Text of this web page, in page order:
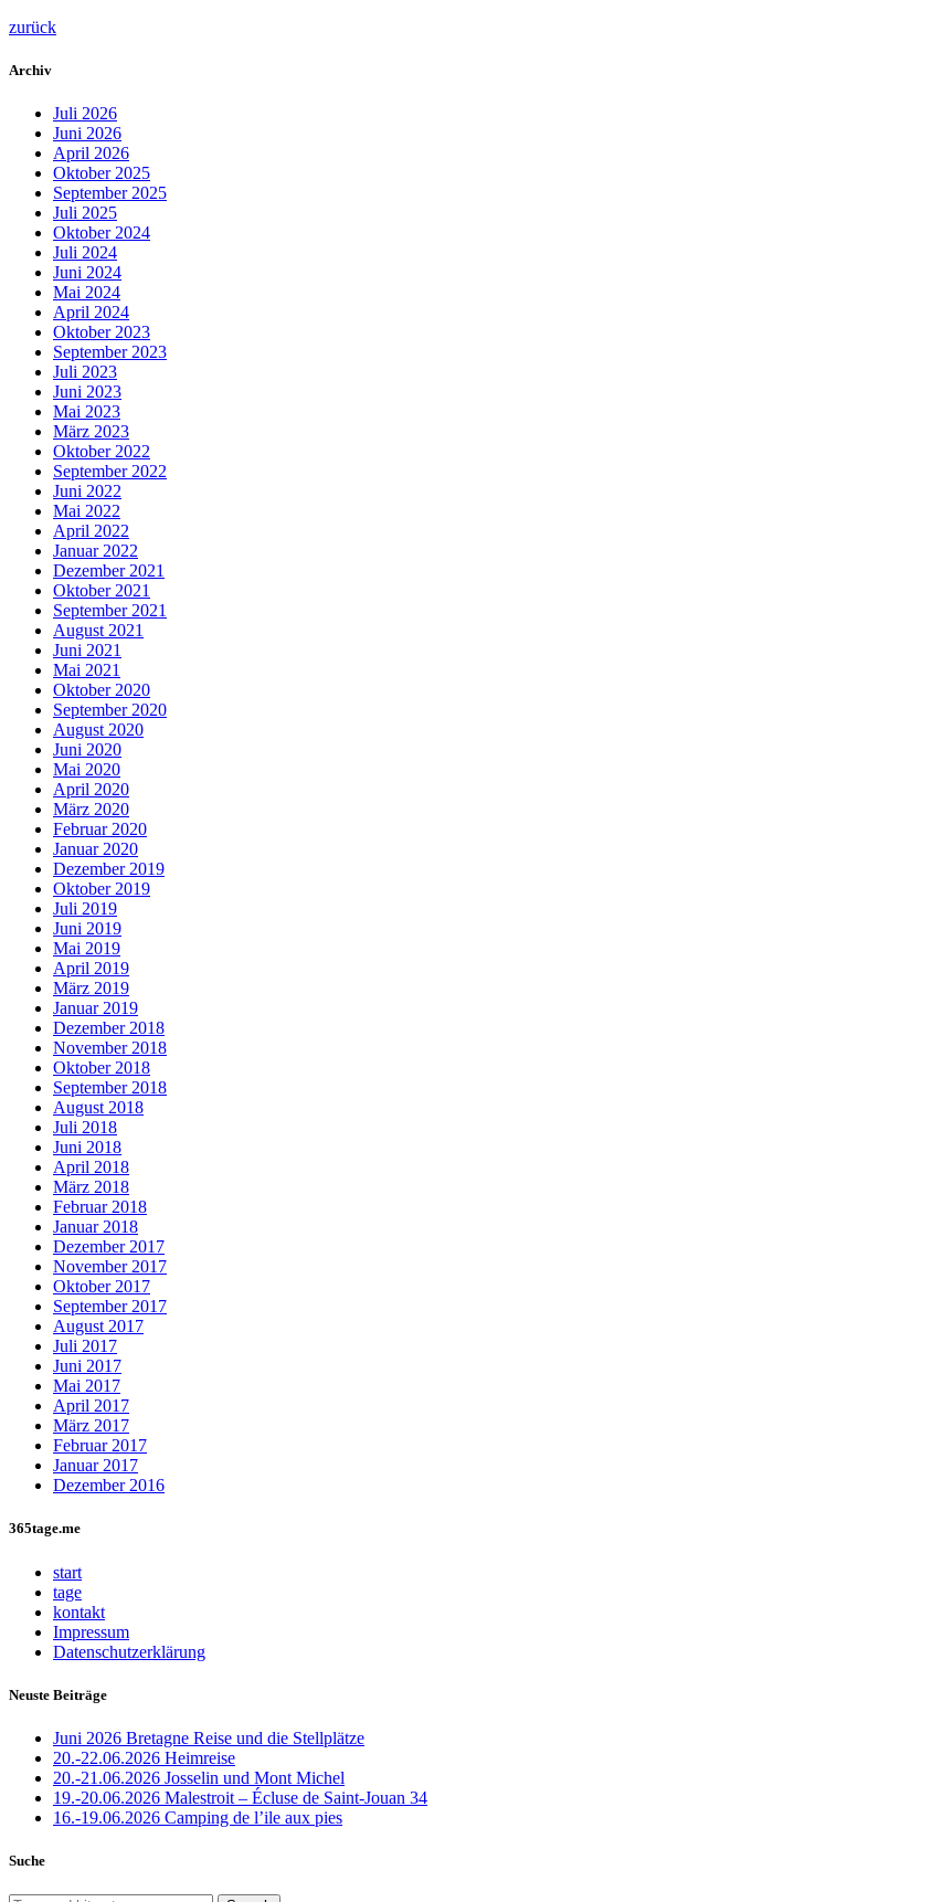
zurück
Archiv
Juli 2026
Juni 2026
April 2026
Oktober 2025
September 2025
Juli 2025
Oktober 2024
Juli 2024
Juni 2024
Mai 2024
April 2024
Oktober 2023
September 2023
Juli 2023
Juni 2023
Mai 2023
März 2023
Oktober 2022
September 2022
Juni 2022
Mai 2022
April 2022
Januar 2022
Dezember 2021
Oktober 2021
September 2021
August 2021
Juni 2021
Mai 2021
Oktober 2020
September 2020
August 2020
Juni 2020
Mai 2020
April 2020
März 2020
Februar 2020
Januar 2020
Dezember 2019
Oktober 2019
Juli 2019
Juni 2019
Mai 2019
April 2019
März 2019
Januar 2019
Dezember 2018
November 2018
Oktober 2018
September 2018
August 2018
Juli 2018
Juni 2018
April 2018
März 2018
Februar 2018
Januar 2018
Dezember 2017
November 2017
Oktober 2017
September 2017
August 2017
Juli 2017
Juni 2017
Mai 2017
April 2017
März 2017
Februar 2017
Januar 2017
Dezember 2016
365tage.me
start
tage
kontakt
Impressum
Datenschutzerklärung
Neuste Beiträge
Juni 2026 Bretagne Reise und die Stellplätze
20.-22.06.2026 Heimreise
20.-21.06.2026 Josselin und Mont Michel
19.-20.06.2026 Malestroit – Écluse de Saint-Jouan 34
16.-19.06.2026 Camping de l’ile aux pies
Suche